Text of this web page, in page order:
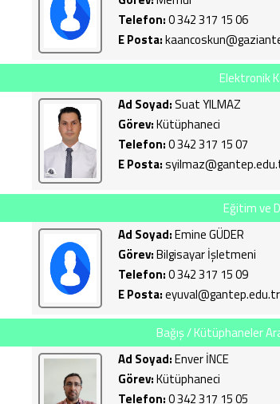
Telefon:0 342 317 15 06
E Posta:
Elektronik
Ad Soyad:Suat YILMAZ
Görev:Kütüphaneci
Telefon:0 342 317 15 07
E Posta:
Eğitim ve
Ad Soyad:Emine GÜDER
Görev:Bilgisayar İşletmeni
Telefon:0 342 317 15 09
E Posta:eyuval@gantep.edu.tr
Bağış / Kütüphaneler
Ad Soyad:Enver İNCE
Görev:Kütüphaneci
Telefon:0 342 317 15 05